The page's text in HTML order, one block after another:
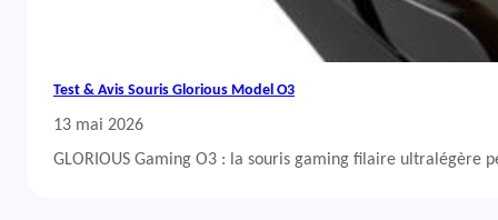
Test & Avis Souris Glorious Model O3
13 mai 2026
GLORIOUS Gaming O3 : la souris gaming filaire ultralégère